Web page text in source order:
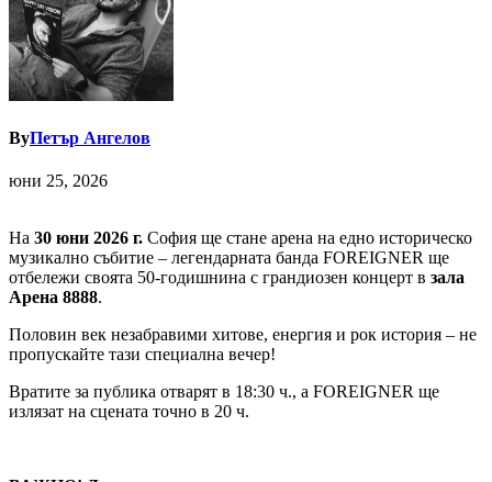
ByПетър Ангелов
юни 25, 2026
На 30 юни 2026 г. София ще стане арена на едно историческо
музикално събитие – легендарната банда FOREIGNER ще
отбележи своята 50-годишнина с грандиозен концерт в зала
Арена 8888.
Половин век незабравими хитове, енергия и рок история – не
пропускайте тази специална вечер!
Вратите за публика отварят в 18:30 ч., а FOREIGNER ще
излязат на сцената точно в 20 ч.